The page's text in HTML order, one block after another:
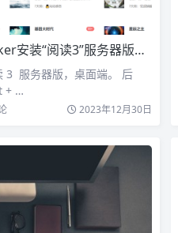
务器版——搭建自己的网文阅读器，安卓的 “阅读” APP 网页版
3 服务器版，桌面端。 后
+ …
2023年12月30日